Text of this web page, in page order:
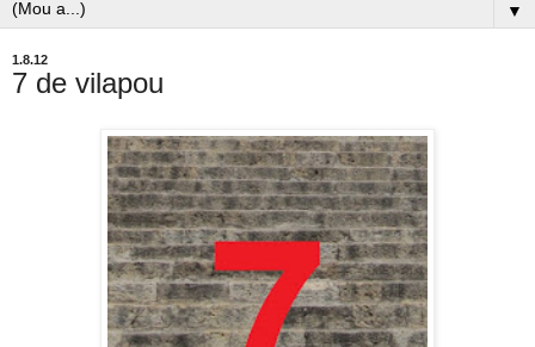
▼
1.8.12
7 de vilapou